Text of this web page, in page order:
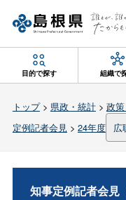
目的で探す 組織で
トップ> 県政・統計> 政
定例記者会見> 24年度 広
知事定例記者会見